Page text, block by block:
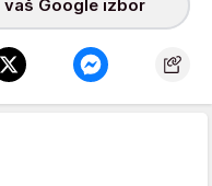
vaš Google izbor